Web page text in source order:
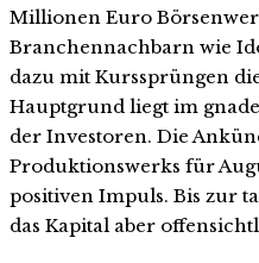
Millionen Euro
Branchennachbarn wie
dazu mit Kurssprüngen
Hauptgrund liegt im
der Investoren. Die
Produktionswerks für
positiven Impuls. Bis zur
das Kapital aber